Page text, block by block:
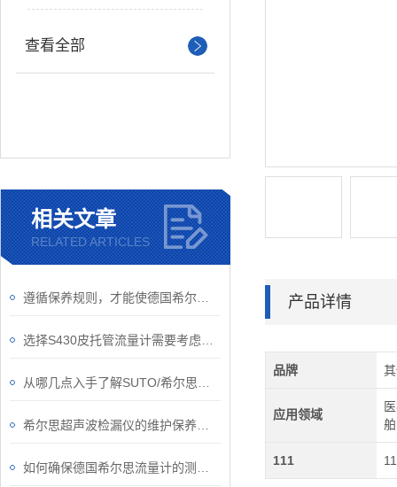
查看全部
相关文章
RELATED ARTICLES
产品详情
品牌
应用领域
舶
111